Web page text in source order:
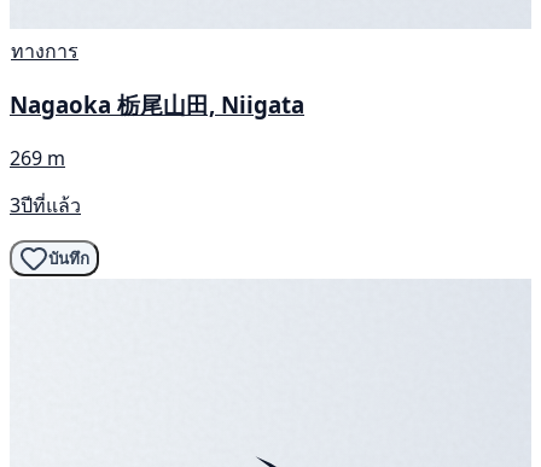
ทางการ
Nagaoka 栃尾山田, Niigata
269 m
3ปีที่แล้ว
บันทึก